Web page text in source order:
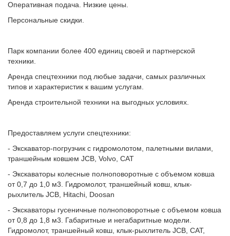
Оперативная подача. Низкие цены.
Персональные скидки.
Парк компании более 400 единиц своей и партнерской
техники.
Аренда спецтехники под любые задачи, самых различных
типов и характеристик к вашим услугам.
Аренда строительной техники на выгодных условиях.
Предоставляем услуги спецтехники:
- Экскаватор-погрузчик с гидромолотом, палетными вилами,
траншейным ковшем JCB, Volvo, CAT
- Экскаваторы колесные полноповоротные с объемом ковша
от 0,7 до 1,0 м3. Гидромолот, траншейный ковш, клык-
рыхлитель JCB, Hitachi, Doosan
- Экскаваторы гусеничные полноповоротные с объемом ковша
от 0,8 до 1,8 м3. Габаритные и негабаритные модели.
Гидромолот, траншейный ковш, клык-рыхлитель JCB, CAT,